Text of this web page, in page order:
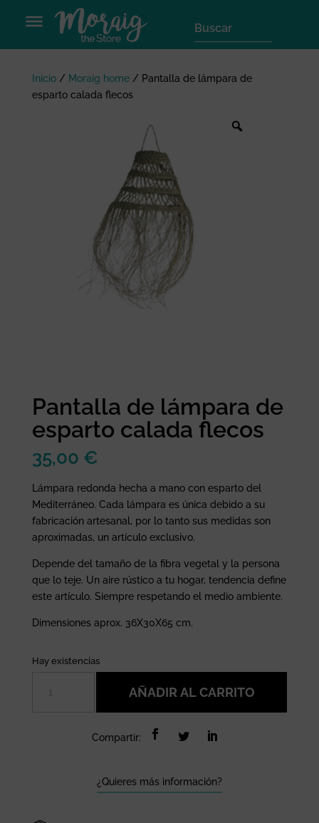
Inicio/ Moraig home/ Pantalla de lámpara de
esparto calada flecos
Pantalla de lámpara de
esparto calada flecos
35,00 €
Lámpara redonda hecha a mano con esparto del
Mediterráneo. Cada lámpara es única debido a su
fabricación artesanal, por lo tanto sus medidas son
aproximadas, un artículo exclusivo.
Depende del tamaño de la fibra vegetal y la persona
que lo teje. Un aire rústico a tu hogar, tendencia define
este artículo. Siempre respetando el medio ambiente.
Dimensiones aprox. 36X30X65 cm.
Hay existencias
AÑADIR AL CARRITO
Compartir:
¿Quieres más información?